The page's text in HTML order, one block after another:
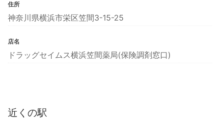
住所
神奈川県横浜市栄区笠間3-15-25
店名
ドラッグセイムス横浜笠間薬局(保険調剤窓口)
近くの駅